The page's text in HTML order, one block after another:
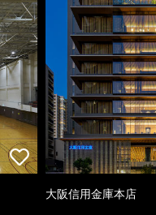
大阪信用金庫本店